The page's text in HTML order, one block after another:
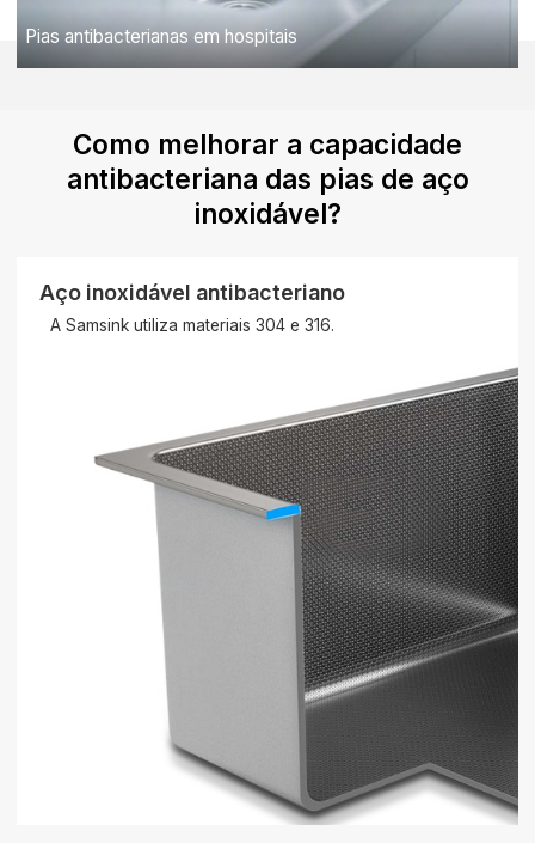
Pias antibacterianas em hospitais
Como melhorar a capacidade
antibacteriana das pias de aço
inoxidável?
Aço inoxidável antibacteriano
A Samsink utiliza materiais 304 e 316.